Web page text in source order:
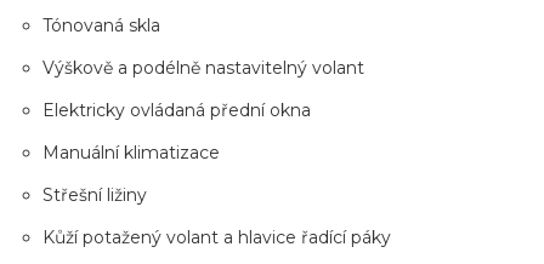
Tónovaná skla
Výškově a podélně nastavitelný volant
Elektricky ovládaná přední okna
Manuální klimatizace
Střešní ližiny
Kůží potažený volant a hlavice řadící páky